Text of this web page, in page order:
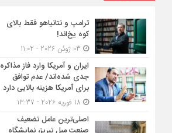
ترامپ و نتانیاهو فقط بالای
کوه یخ‌اند!
ایران و آمریکا وارد فاز مذاکره
جدی شده‌اند/ عدم توافق
برای آمریکا هزینه بالایی دارد
اصلی‌ترین عامل تضعیف